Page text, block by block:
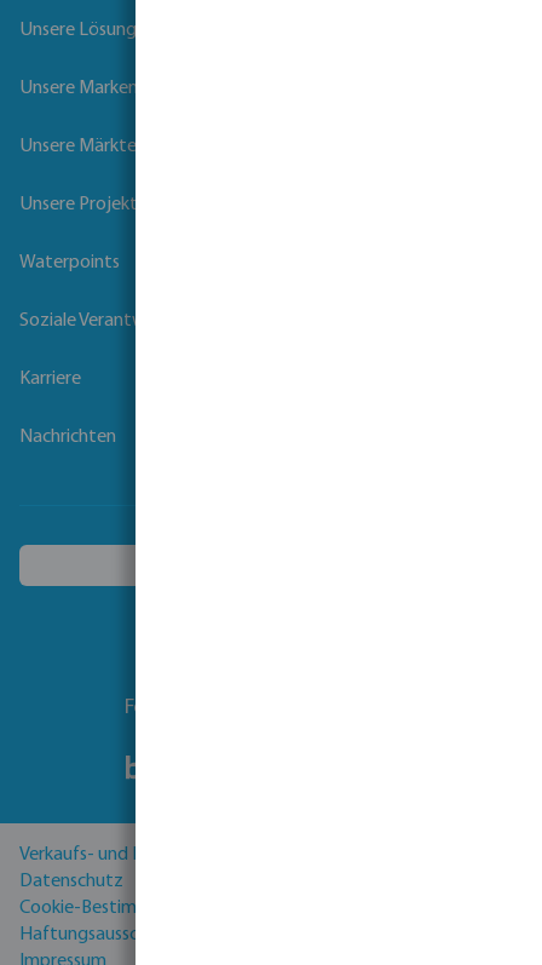
Unsere Lösungen
Unsere Marken
Unsere Märkte
Unsere Projekte
Waterpoints
Soziale Verantwortung der Unternehmen
Karriere
Nachrichten
Folgen Sie uns
Verkaufs- und Lieferbedingungen
Datenschutz
Cookie-Bestimmungen
Haftungsausschluss